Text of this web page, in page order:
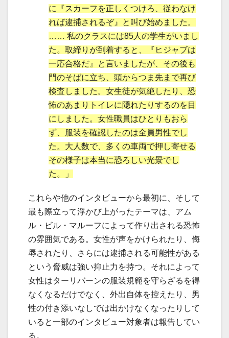
に『スカーフを正しくつけろ、従わなけ
れば逮捕されるぞ』と叫び始めました。
…… 私のクラスには85人の学生がいまし
た。取締りが到着すると、『ヒジャブは
一応合格だ』と言いましたが、その後も
門のそばに立ち、頭からつま先まで再び
検査しました。女生徒が気絶したり、恐
怖のあまりトイレに隠れたりするのを目
にしました。女性職員はひとりもおら
ず、服装を確認したのは全員男性でし
た。大人数で、多くの車両で押し寄せる
その様子は本当に恐ろしい光景でし
た。」
これらや他のインタビューから最初に、そして
最も際立って浮かび上がったテーマは、アム
ル・ビル・マルーフによって作り出される恐怖
の雰囲気である。女性が声をかけられたり、侮
辱されたり、さらには逮捕される可能性がある
という脅威は強い抑止力を持つ。それによって
女性はターリバーンの服装規範を守らざるを得
なくなるだけでなく、外出自体を控えたり、男
性の付き添いなしでは出かけなくなったりして
いると一部のインタビュー対象者は報告してい
る。